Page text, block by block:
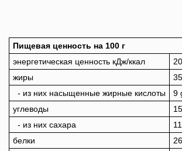
Пищевая ценность на 100 г
энергетическая ценность кДж/ккал
жиры
- из них насыщенные жирные кислоты
9
углеводы
- из них сахара
белки